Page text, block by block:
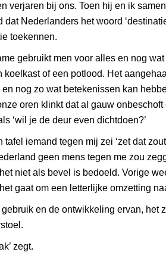
verjaren bij ons. Toen hij en ik
dat Nederlanders het woord
toekennen.
gebruikt men voor alles en nog
koelkast of een potlood. Het
en nog zo wat betekenissen kan
oren klinkt dat al gauw onbeschoft
‘wil je de deur even dichtdoen?’
tafel iemand tegen mij zei ‘zet dat
geen mens tegen me zou
niet als bevel is bedoeld. Vorige
gaat om een letterlijke omzetting
gebruik en de ontwikkeling ervan, het
zegt.